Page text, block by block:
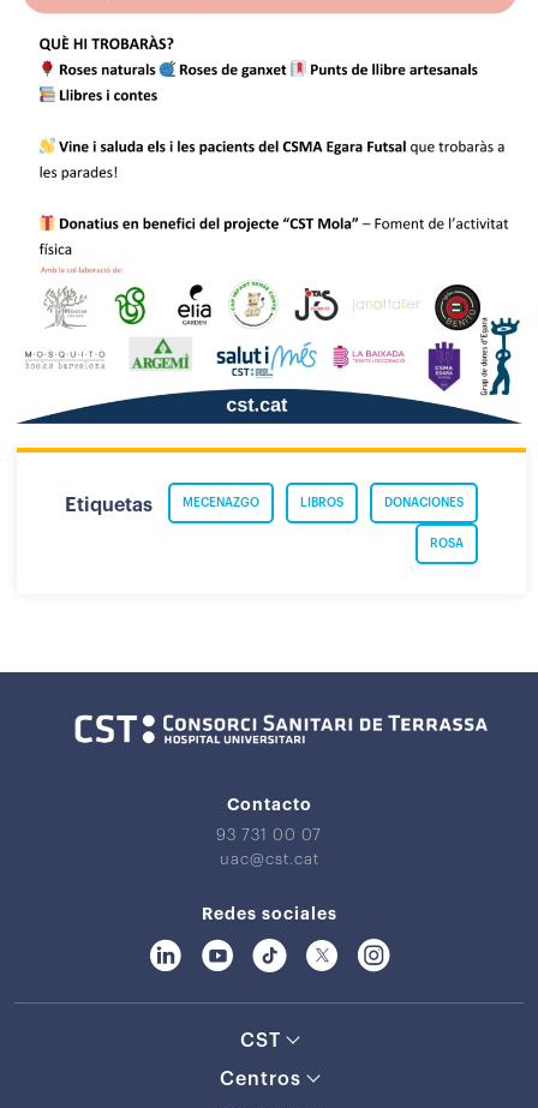
Etiquetas DONACIONES
LIBROS
MECENAZGO
ROSA
Contacto
93 731 00 07
uac@cst.cat
Redes sociales
CST
Centros